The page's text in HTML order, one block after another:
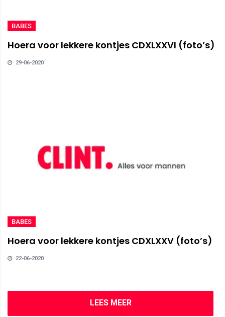
BABES
Hoera voor lekkere kontjes CDXLXXVI (foto’s)
29-06-2020
BABES
Hoera voor lekkere kontjes CDXLXXV (foto’s)
22-06-2020
LEES MEER